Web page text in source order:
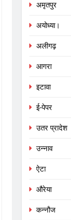
अमृतपुर
अयोध्या।
अलीगढ़
आगरा
इटावा
ई-पेपर
उतर प्रादेश
उन्नाव
ऐटा
औरेया
कन्नौज